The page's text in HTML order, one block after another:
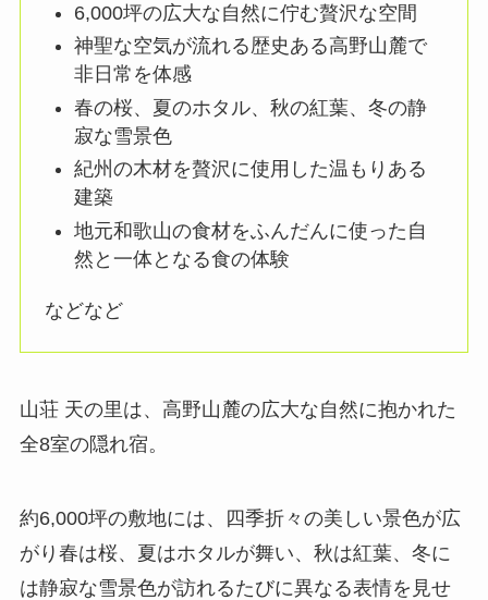
6,000坪の広大な自然に佇む贅沢な空間
神聖な空気が流れる歴史ある高野山麓で
非日常を体感
春の桜、夏のホタル、秋の紅葉、冬の静
寂な雪景色
紀州の木材を贅沢に使用した温もりある
建築
地元和歌山の食材をふんだんに使った自
然と一体となる食の体験
などなど
山荘 天の里は、高野山麓の広大な自然に抱かれた
全8室の隠れ宿。
約6,000坪の敷地には、四季折々の美しい景色が広
がり春は桜、夏はホタルが舞い、秋は紅葉、冬に
は静寂な雪景色が訪れるたびに異なる表情を見せ